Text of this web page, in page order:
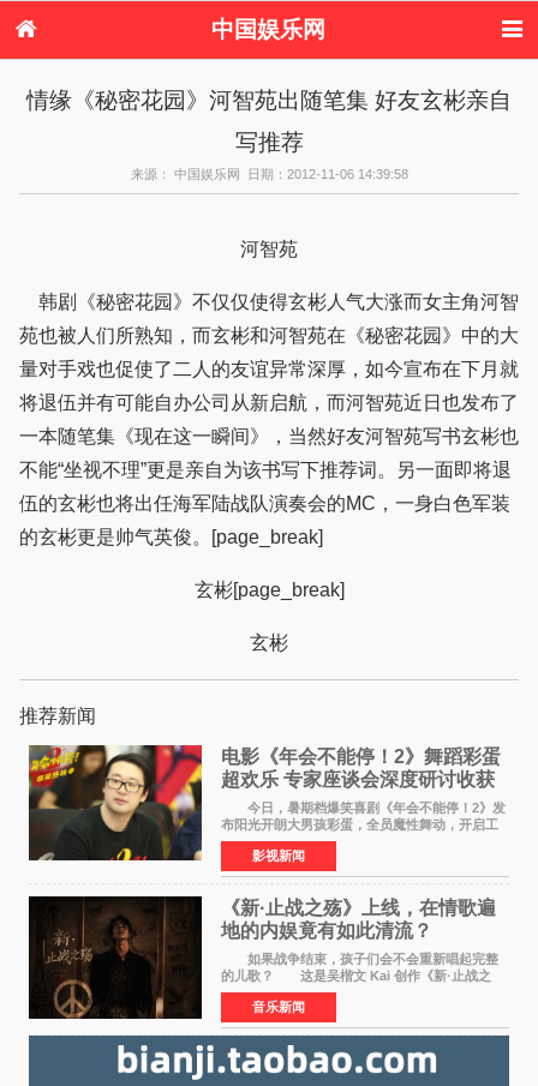
中国娱乐网
港台娱乐
日本娱乐 韩国娱乐
欧美娱乐
音乐新闻 影视新闻
港台明星八卦
日本韩国明星
欧美明星八卦
情缘《秘密花园》河智苑出随笔集 好友玄彬亲自
写推荐
来源： 中国娱乐网 日期：2012-11-06 14:39:58
河智苑
韩剧《秘密花园》不仅仅使得玄彬人气大涨而女主角河智
苑也被人们所熟知，而玄彬和河智苑在《秘密花园》中的大
量对手戏也促使了二人的友谊异常深厚，如今宣布在下月就
将退伍并有可能自办公司从新启航，而河智苑近日也发布了
一本随笔集《现在这一瞬间》，当然好友河智苑写书玄彬也
不能“坐视不理”更是亲自为该书写下推荐词。另一面即将退
伍的玄彬也将出任海军陆战队演奏会的MC，一身白色军装
的玄彬更是帅气英俊。[page_break]
玄彬[page_break]
玄彬
推荐新闻
电影《年会不能停！2》舞蹈彩蛋
超欢乐 专家座谈会深度研讨收获
满满
今日，暑期档爆笑喜剧《年会不能停！2》发
布阳光开朗大男孩彩蛋，全员魔性舞动，开启工
位狂欢模式。影片于昨日同步举办专家座谈会，
导演董润年、总制片人应萝佳出席现场，与一众
业内、学界专家
影视新闻
《新·止战之殇》上线，在情歌遍
地的内娱竟有如此清流？
如果战争结束，孩子们会不会重新唱起完整
的儿歌？ 这是吴楷文 Kai 创作《新·止战之
殇》时最初的想法。 从伊朗相关冲突引发的
地区局势，到世界各地仍在发生的动荡与不安，
战争从来不只
音乐新闻